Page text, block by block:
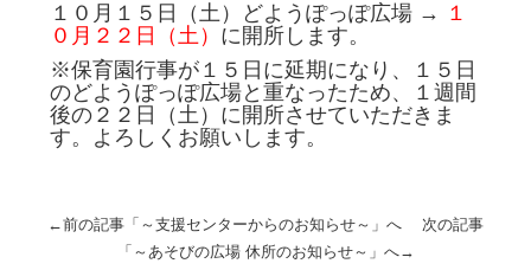
１０月１５日（土）どようぽっぽ広場 → １
０月２２日（土） に開所します。
※保育園行事が１５日に延期になり、１５日
のどようぽっぽ広場と重なったため、１週間
後の２２日（土）に開所させていただきま
す。よろしくお願いします。
←前の記事「 ～支援センターからのお知らせ～ 」へ 次の記事
「 ～あそびの広場 休所のお知らせ～ 」へ→